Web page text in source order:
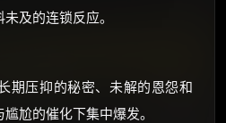
及的连锁反应。
期压抑的秘密、未解的恩怨和
尬的催化下集中爆发。